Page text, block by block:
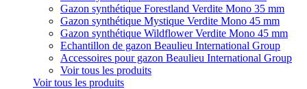
Gazon synthétique Forestland Verdite Mono 35 mm
Gazon synthétique Mystique Verdite Mono 45 mm
Gazon synthétique Wildflower Verdite Mono 45 mm
Echantillon de gazon Beaulieu International Group
Accessoires pour gazon Beaulieu International Group
Voir tous les produits
Voir tous les produits